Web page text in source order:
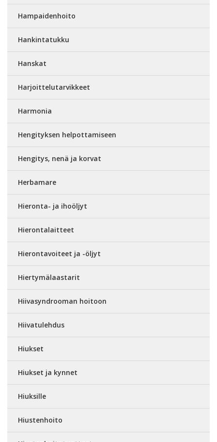
Hampaidenhoito
Hankintatukku
Hanskat
Harjoittelutarvikkeet
Harmonia
Hengityksen helpottamiseen
Hengitys, nenä ja korvat
Herbamare
Hieronta- ja ihoöljyt
Hierontalaitteet
Hierontavoiteet ja -öljyt
Hiertymälaastarit
Hiivasyndrooman hoitoon
Hiivatulehdus
Hiukset
Hiukset ja kynnet
Hiuksille
Hiustenhoito